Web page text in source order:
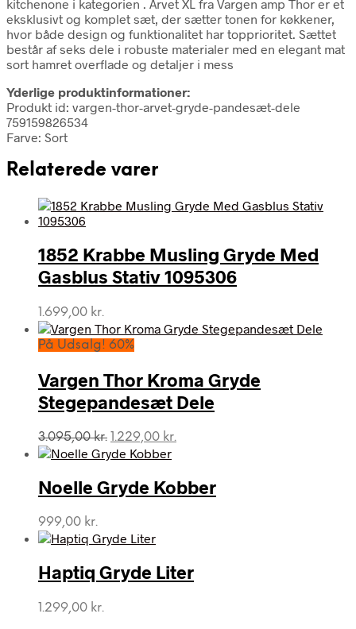
kitchenone i kategorien . Arvet XL fra Vargen amp Thor er et
eksklusivt og komplet sæt, der sætter tonen for køkkener,
hvor både design og funktionalitet har topprioritet. Sættet
består af seks dele i robuste materialer med en elegant mat
sort hamret overflade og detaljer i mess
Yderlige produktinformationer:
Produkt id: vargen-thor-arvet-gryde-pandesæt-dele
759159826534
Farve: Sort
Relaterede varer
1852 Krabbe Musling Gryde Med
Gasblus Stativ 1095306
1.699,00 kr.
På Udsalg! 60%
Vargen Thor Kroma Gryde
Stegepandesæt Dele
3.095,00kr. Den
oprindelige
var:
3.095,00 kr..
1.229,00 kr.
er:
1.229,00 kr..
Noelle Gryde Kobber
999,00 kr.
Haptiq Gryde Liter
1.299,00 kr.